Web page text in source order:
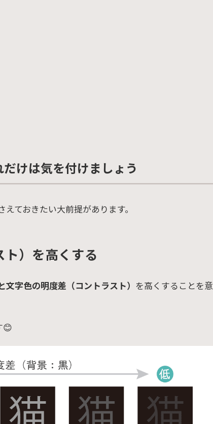
けは気を付けましょう
ておきたい大前提があります。
）を高くする
文字色の明度差（コントラスト） を高くすることを意
😊